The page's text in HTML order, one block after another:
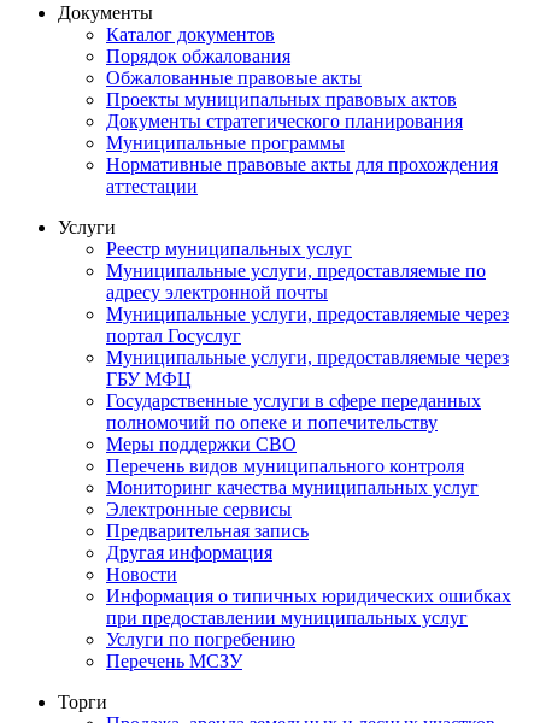
Документы
Каталог документов
Порядок обжалования
Обжалованные правовые акты
Проекты муниципальных правовых актов
Документы стратегического планирования
Муниципальные программы
Нормативные правовые акты для прохождения
аттестации
Услуги
Реестр муниципальных услуг
Муниципальные услуги, предоставляемые по
адресу электронной почты
Муниципальные услуги, предоставляемые через
портал Госуслуг
Муниципальные услуги, предоставляемые через
ГБУ МФЦ
Государственные услуги в сфере переданных
полномочий по опеке и попечительству
Меры поддержки СВО
Перечень видов муниципального контроля
Мониторинг качества муниципальных услуг
Электронные сервисы
Предварительная запись
Другая информация
Новости
Информация о типичных юридических ошибках
при предоставлении муниципальных услуг
Услуги по погребению
Перечень МСЗУ
Торги